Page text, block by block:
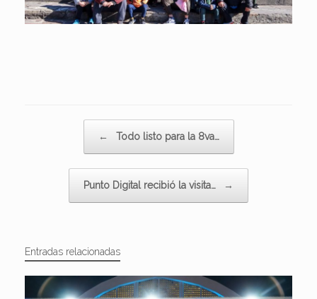
← Todo listo para la 8va…
Punto Digital recibió la visita… →
Entradas relacionadas